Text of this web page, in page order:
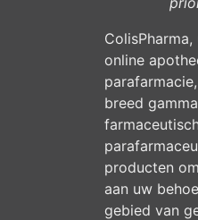
online
breed
producten
aan uw
gebied van